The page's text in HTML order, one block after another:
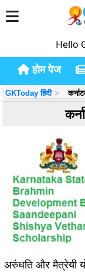
Hello
होम पेज
GKToday हिंदी
अरुंधति और मैत्रेयी